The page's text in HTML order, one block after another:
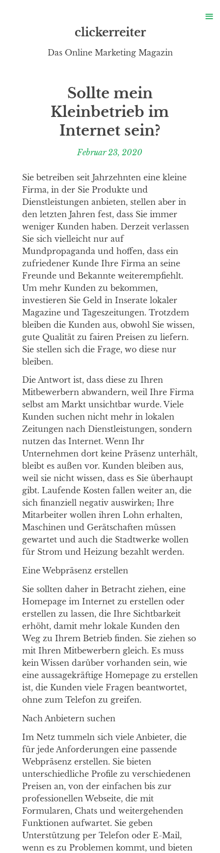
clickerreiter
Das Online Marketing Magazin
Sollte mein
Kleinbetrieb im
Internet sein?
Februar 23, 2020
Sie betreiben seit Jahrzehnten eine kleine
Firma, in der Sie Produkte und
Dienstleistungen anbieten, stellen aber in
den letzten Jahren fest, dass Sie immer
weniger Kunden haben. Derzeit verlassen
Sie sich vielleicht nur auf
Mundpropaganda und hoffen, dass ein
zufriedener Kunde Ihre Firma an seine
Freunde und Bekannte weiterempfiehlt.
Um mehr Kunden zu bekommen,
investieren Sie Geld in Inserate lokaler
Magazine und Tageszeitungen. Trotzdem
bleiben die Kunden aus, obwohl Sie wissen,
gute Qualität zu fairen Preisen zu liefern.
Sie stellen sich die Frage, wo diese nur
bleiben.
Die Antwort ist, dass diese zu Ihren
Mitbewerbern abwandern, weil Ihre Firma
selbst am Markt unsichtbar wurde. Viele
Kunden suchen nicht mehr in lokalen
Zeitungen nach Dienstleistungen, sondern
nutzen das Internet. Wenn Ihr
Unternehmen dort keine Präsenz unterhält,
bleibt es außen vor. Kunden bleiben aus,
weil sie nicht wissen, dass es Sie überhaupt
gibt. Laufende Kosten fallen weiter an, die
sich finanziell negativ auswirken; Ihre
Mitarbeiter wollen ihren Lohn erhalten,
Maschinen und Gerätschaften müssen
gewartet und auch die Stadtwerke wollen
für Strom und Heizung bezahlt werden.
Eine Webpräsenz erstellen
Sie sollten daher in Betracht ziehen, eine
Homepage im Internet zu erstellen oder
erstellen zu lassen, die Ihre Sichtbarkeit
erhöht, damit mehr lokale Kunden den
Weg zu Ihrem Betrieb finden. Sie ziehen so
mit Ihren Mitbewerbern gleich. Es muss
kein Wissen darüber vorhanden sein, wie
eine aussagekräftige Homepage zu erstellen
ist, die Kunden viele Fragen beantwortet,
ohne zum Telefon zu greifen.
Nach Anbietern suchen
Im Netz tummeln sich viele Anbieter, die
für jede Anforderungen eine passende
Webpräsenz erstellen. Sie bieten
unterschiedliche Profile zu verschiedenen
Preisen an, von der einfachen bis zur
professionellen Webseite, die mit
Formularen, Chats und weitergehenden
Funktionen aufwartet. Sie geben
Unterstützung per Telefon oder E-Mail,
wenn es zu Problemen kommt, und bieten
≡